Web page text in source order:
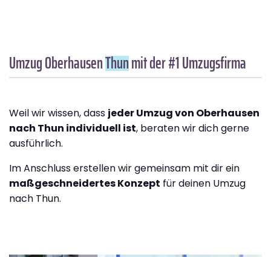
Umzug OberhausenThunmit der #1 Umzugsfirma
Weil wir wissen, dass jeder Umzug von Oberhausen
nach Thun individuell ist, beraten wir dich gerne
ausführlich.
Im Anschluss erstellen wir gemeinsam mit dir ein
maßgeschneidertes Konzept für deinen Umzug
nach Thun.